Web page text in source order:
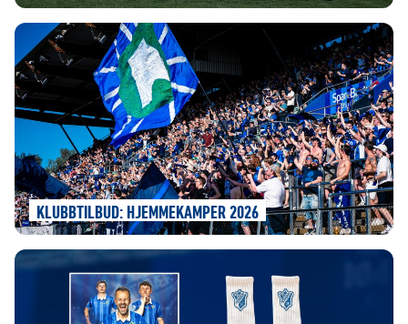
KLUBBTILBUD: HJEMMEKAMPER 2026